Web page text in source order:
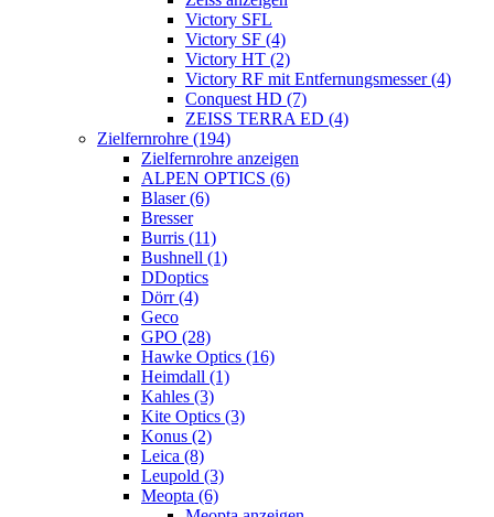
Victory SFL
Victory SF (4)
Victory HT (2)
Victory RF mit Entfernungsmesser (4)
Conquest HD (7)
ZEISS TERRA ED (4)
Zielfernrohre (194)
Zielfernrohre anzeigen
ALPEN OPTICS (6)
Blaser (6)
Bresser
Burris (11)
Bushnell (1)
DDoptics
Dörr (4)
Geco
GPO (28)
Hawke Optics (16)
Heimdall (1)
Kahles (3)
Kite Optics (3)
Konus (2)
Leica (8)
Leupold (3)
Meopta (6)